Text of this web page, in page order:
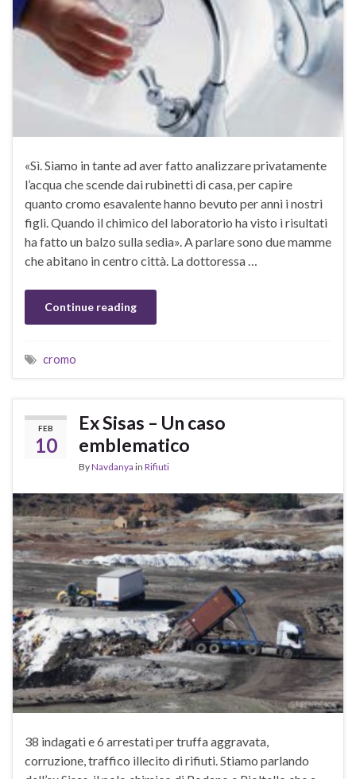
«Sì. Siamo in tante ad aver fatto analizzare privatamente
l’acqua che scende dai rubinetti di casa, per capire
quanto cromo esavalente hanno bevuto per anni i nostri
figli. Quando il chimico del laboratorio ha visto i risultati
ha fatto un balzo sulla sedia». A parlare sono due mamme
che abitano in centro città. La dottoressa …
Continue reading
cromo
FEB
10
Ex Sisas – Un caso
emblematico
ByNavdanya in Rifiuti
38 indagati e 6 arrestati per truffa aggravata,
corruzione, traffico illecito di rifiuti. Stiamo parlando